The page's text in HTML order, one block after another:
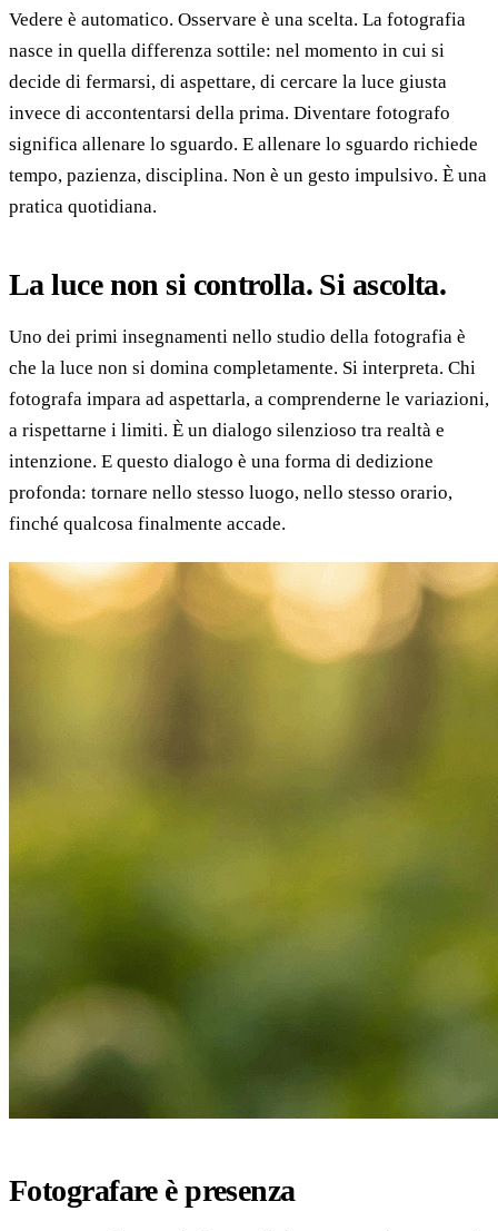
Vedere è automatico. Osservare è una scelta. La fotografia
nasce in quella differenza sottile: nel momento in cui si
decide di fermarsi, di aspettare, di cercare la luce giusta
invece di accontentarsi della prima. Diventare fotografo
significa allenare lo sguardo. E allenare lo sguardo richiede
tempo, pazienza, disciplina. Non è un gesto impulsivo. È una
pratica quotidiana.
La luce non si controlla. Si ascolta.
Uno dei primi insegnamenti nello studio della fotografia è
che la luce non si domina completamente. Si interpreta. Chi
fotografa impara ad aspettarla, a comprenderne le variazioni,
a rispettarne i limiti. È un dialogo silenzioso tra realtà e
intenzione. E questo dialogo è una forma di dedizione
profonda: tornare nello stesso luogo, nello stesso orario,
finché qualcosa finalmente accade.
Fotografare è presenza